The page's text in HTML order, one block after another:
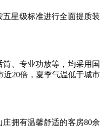
星级标准进行全面提质装
、专业功放等，均采用国
近20倍，夏季气温低于城市
拥有温馨舒适的客房80余